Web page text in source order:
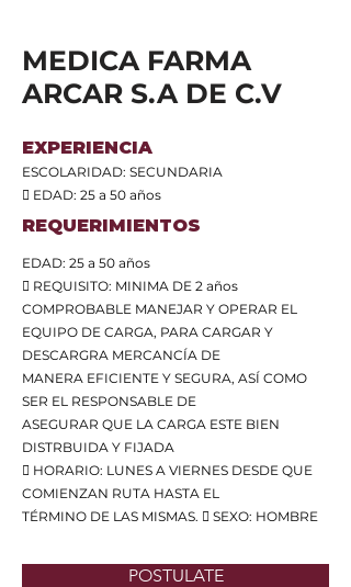
MEDICA FARMA
ARCAR S.A DE C.V
EXPERIENCIA
ESCOLARIDAD: SECUNDARIA
 EDAD: 25 a 50 años
REQUERIMIENTOS
EDAD: 25 a 50 años
 REQUISITO: MINIMA DE 2 años
COMPROBABLE MANEJAR Y OPERAR EL
EQUIPO DE CARGA, PARA CARGAR Y
DESCARGRA MERCANCÍA DE
MANERA EFICIENTE Y SEGURA, ASÍ COMO
SER EL RESPONSABLE DE
ASEGURAR QUE LA CARGA ESTE BIEN
DISTRBUIDA Y FIJADA
 HORARIO: LUNES A VIERNES DESDE QUE
COMIENZAN RUTA HASTA EL
TÉRMINO DE LAS MISMAS.  SEXO: HOMBRE
POSTULATE